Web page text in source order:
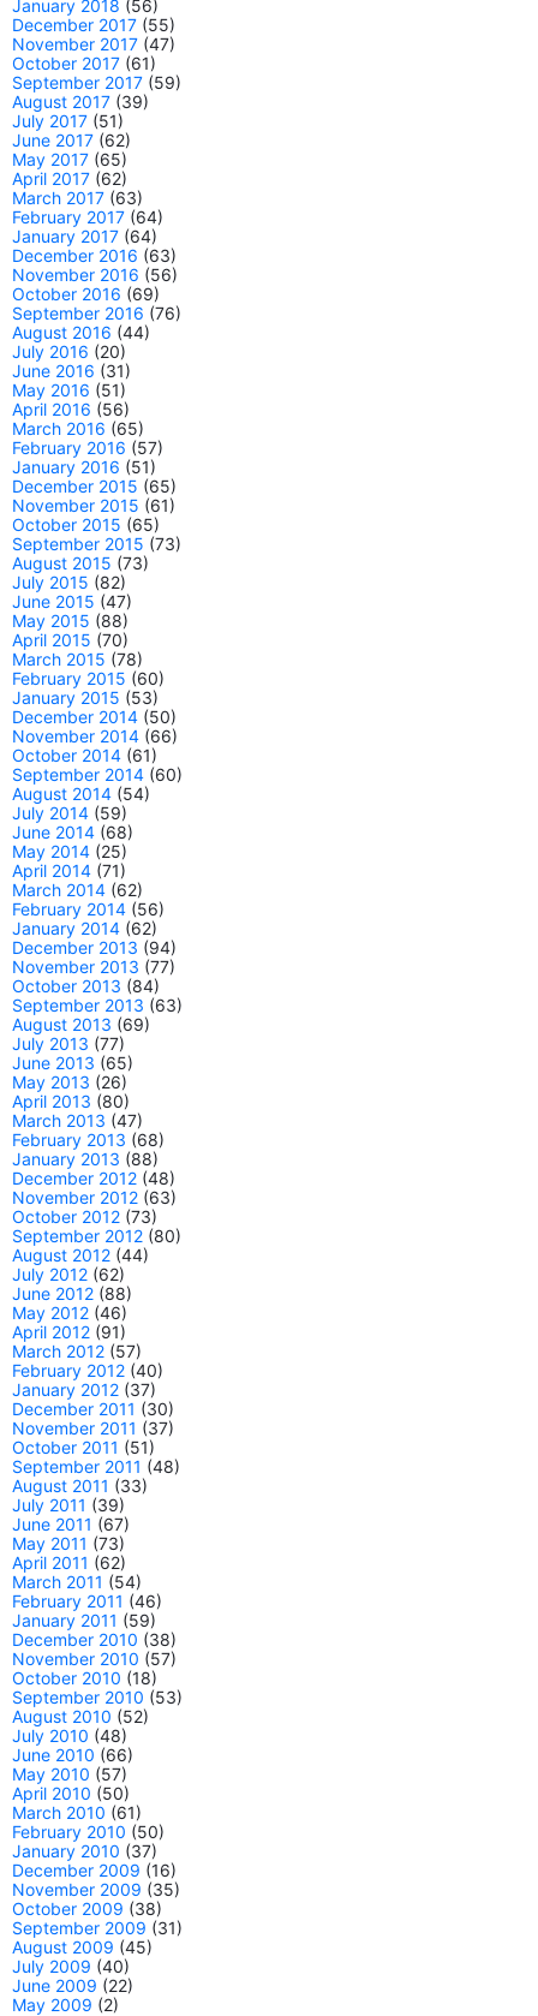
January 2018 (56)
December 2017 (55)
November 2017 (47)
October 2017 (61)
September 2017 (59)
August 2017 (39)
July 2017 (51)
June 2017 (62)
May 2017 (65)
April 2017 (62)
March 2017 (63)
February 2017 (64)
January 2017 (64)
December 2016 (63)
November 2016 (56)
October 2016 (69)
September 2016 (76)
August 2016 (44)
July 2016 (20)
June 2016 (31)
May 2016 (51)
April 2016 (56)
March 2016 (65)
February 2016 (57)
January 2016 (51)
December 2015 (65)
November 2015 (61)
October 2015 (65)
September 2015 (73)
August 2015 (73)
July 2015 (82)
June 2015 (47)
May 2015 (88)
April 2015 (70)
March 2015 (78)
February 2015 (60)
January 2015 (53)
December 2014 (50)
November 2014 (66)
October 2014 (61)
September 2014 (60)
August 2014 (54)
July 2014 (59)
June 2014 (68)
May 2014 (25)
April 2014 (71)
March 2014 (62)
February 2014 (56)
January 2014 (62)
December 2013 (94)
November 2013 (77)
October 2013 (84)
September 2013 (63)
August 2013 (69)
July 2013 (77)
June 2013 (65)
May 2013 (26)
April 2013 (80)
March 2013 (47)
February 2013 (68)
January 2013 (88)
December 2012 (48)
November 2012 (63)
October 2012 (73)
September 2012 (80)
August 2012 (44)
July 2012 (62)
June 2012 (88)
May 2012 (46)
April 2012 (91)
March 2012 (57)
February 2012 (40)
January 2012 (37)
December 2011 (30)
November 2011 (37)
October 2011 (51)
September 2011 (48)
August 2011 (33)
July 2011 (39)
June 2011 (67)
May 2011 (73)
April 2011 (62)
March 2011 (54)
February 2011 (46)
January 2011 (59)
December 2010 (38)
November 2010 (57)
October 2010 (18)
September 2010 (53)
August 2010 (52)
July 2010 (48)
June 2010 (66)
May 2010 (57)
April 2010 (50)
March 2010 (61)
February 2010 (50)
January 2010 (37)
December 2009 (16)
November 2009 (35)
October 2009 (38)
September 2009 (31)
August 2009 (45)
July 2009 (40)
June 2009 (22)
May 2009 (2)